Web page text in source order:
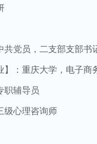
共党员，二支部支部书
】：重庆大学，电子商
职辅导员
级心理咨询师